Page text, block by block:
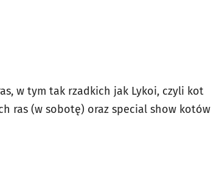
w tym tak rzadkich jak Lykoi, czyli kot
ras (w sobotę) oraz special show kotów